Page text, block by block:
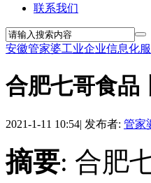
联系我们
安徽管家婆工业企业信息化
合肥七哥食品
2021-1-11 10:54| 发布者: 管家
摘要: 合肥